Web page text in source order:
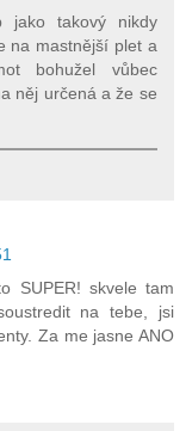
jako takový nikdy
na mastnější plet a
bohužel vůbec
něj určená a že se
SUPER! skvele tam
na tebe, jsi
Za me jasne ANO